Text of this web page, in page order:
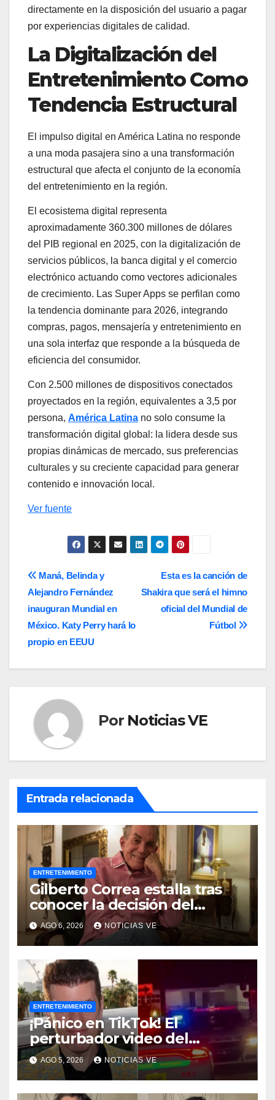
directamente en la disposición del usuario a pagar
por experiencias digitales de calidad.
La Digitalización del
Entretenimiento Como
Tendencia Estructural
El impulso digital en América Latina no responde
a una moda pasajera sino a una transformación
estructural que afecta el conjunto de la economía
del entretenimiento en la región.
El ecosistema digital representa
aproximadamente 360.300 millones de dólares
del PIB regional en 2025, con la digitalización de
servicios públicos, la banca digital y el comercio
electrónico actuando como vectores adicionales
de crecimiento. Las Super Apps se perfilan como
la tendencia dominante para 2026, integrando
compras, pagos, mensajería y entretenimiento en
una sola interfaz que responde a la búsqueda de
eficiencia del consumidor.
Con 2.500 millones de dispositivos conectados
proyectados en la región, equivalentes a 3,5 por
persona, América Latina no solo consume la
transformación digital global: la lidera desde sus
propias dinámicas de mercado, sus preferencias
culturales y su creciente capacidad para generar
contenido e innovación local.
Ver fuente
Navegación
de
entradas
Esta es la canción de
Shakira que será el himno
oficial del Mundial de
Fútbol
Maná, Belinda y
Alejandro Fernández
inauguran Mundial en
México. Katy Perry hará lo
propio en EEUU
Por Noticias VE
Entrada relacionada
ENTRETENIMIENTO
Gilberto Correa estalla tras
conocer la decisión del
tribunal en su caso
AGO 6, 2026 NOTICIAS VE
ENTRETENIMIENTO
¡Pánico en TikTok! El
perturbador video del
famoso influencer Perez
Hilton que obligó a sus fans a
pedir ayuda médica
AGO 5, 2026 NOTICIAS VE